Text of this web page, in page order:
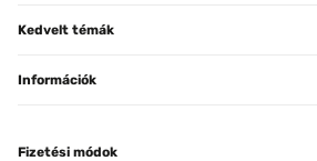
Kedvelt témák
Információk
Fizetési módok